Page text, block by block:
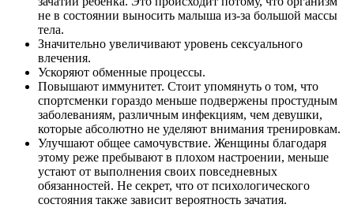
не в состоянии выносить малыша из-за большой массы
тела.
Значительно увеличивают уровень сексуального
влечения.
Ускоряют обменные процессы.
Повышают иммунитет. Стоит упомянуть о том, что
спортсменки гораздо меньше подвержены простудным
заболеваниям, различным инфекциям, чем девушки,
которые абсолютно не уделяют внимания тренировкам.
Улучшают общее самочувствие. Женщины благодаря
этому реже пребывают в плохом настроении, меньше
устают от выполнения своих повседневных
обязанностей. Не секрет, что от психологического
состояния также зависит вероятность зачатия.